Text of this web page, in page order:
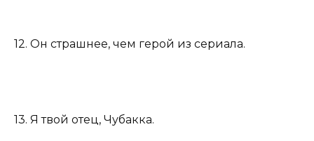
12. Он страшнее, чем герой из сериала.
13. Я твой отец, Чубакка.